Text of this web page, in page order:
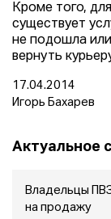
Кроме того,
существует
не подошла
вернуть
17.04.2014
Игорь Бахарев
Актуальное
Владельцы
на продажу